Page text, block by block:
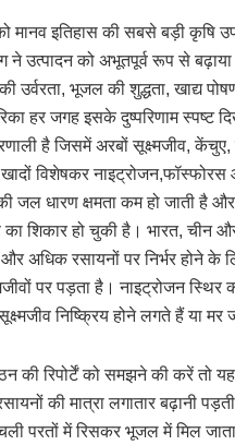
मानव इतिहास की सबसे बड़ी
ने उत्पादन को अभूतपूर्व रूप से
उर्वरता, भूजल की शुद्धता,
हर जगह इसके दुष्परिणाम
है जिसमें अरबों सूक्ष्मजीव,
विशेषकर
जल धारण क्षमता कम हो जाती है
शिकार हो चुकी है। भारत, चीन
अधिक रसायनों पर निर्भर होने
पर पड़ता है। नाइट्रोजन
निष्क्रिय होने लगते हैं या मर
की रिपोर्टें को समझने की करें तो
की मात्रा लगातार बढ़ानी
परतों में रिसकर भूजल में